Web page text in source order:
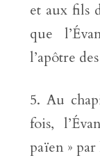
et aux fils
que
l’apôtre
Au
fois,
païen »